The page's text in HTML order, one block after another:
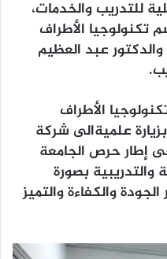
للتدريب والخدمات،
تكنولوجيا الأطراف
والدكتور عبد العظيم
الأطراف
علميةالى شركة
إطار حرص الجامعة
والتدريبية بصورة
والكفاءة والتميز